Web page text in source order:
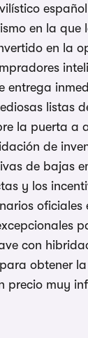
en la que
en la
entrega
listas
la puerta a
de
de bajas
y los
oficiales
con
obtener la
precio muy